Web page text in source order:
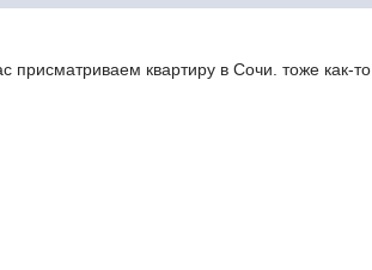
квартиру в Сочи. тоже как-то